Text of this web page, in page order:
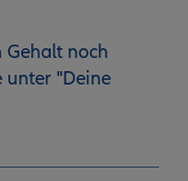
Gehalt noch
unter "Deine